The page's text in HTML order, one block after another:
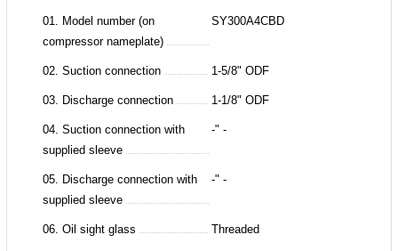
01. Model number (on
compressor nameplate)
SY300A4CBD
02. Suction connection 1-5/8" ODF
03. Discharge connection 1-1/8" ODF
04. Suction connection with
supplied sleeve
-" -
05. Discharge connection with
supplied sleeve
-" -
06. Oil sight glass Threaded